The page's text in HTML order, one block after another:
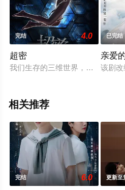
完结 4.0
超密
我们生存的三维世界，是来自四
已完结
亲爱
该剧
相关推荐
完结 6.0 更新至